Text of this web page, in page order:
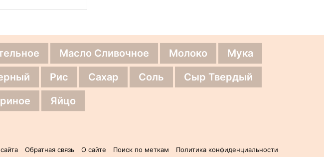
Масло Сливочное Молоко
Мука
Рис Сахар Соль
Сыр Твердый
Яйцо
Обратная связь О сайте Поиск по меткам Политика конфиденциальности